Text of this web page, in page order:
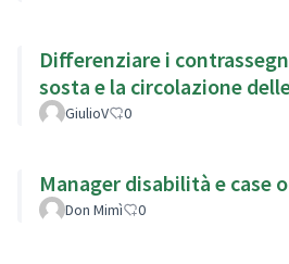
Differenziare i
sosta e la circolazione
GiulioV 0
Manager disabilità e case
Don Mimì 0